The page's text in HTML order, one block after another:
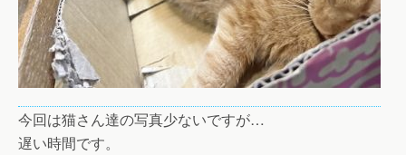
今回は猫さん達の写真少ないですが…
遅い時間です。